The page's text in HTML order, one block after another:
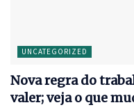
UNCATEGORIZED
Nova regra do
valer; veja o que